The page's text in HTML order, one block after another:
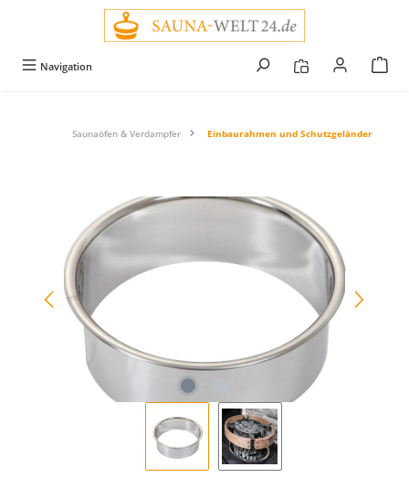
Navigation
Saunaöfen & Verdampfer Einbaurahmen und Schutzgeländer
Bildergalerie überspringen